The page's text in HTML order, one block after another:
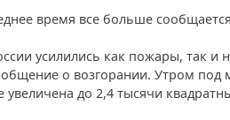
время все больше
усилились как пожары, так
о возгорании. Утром
увеличена до 2,4 тысячи